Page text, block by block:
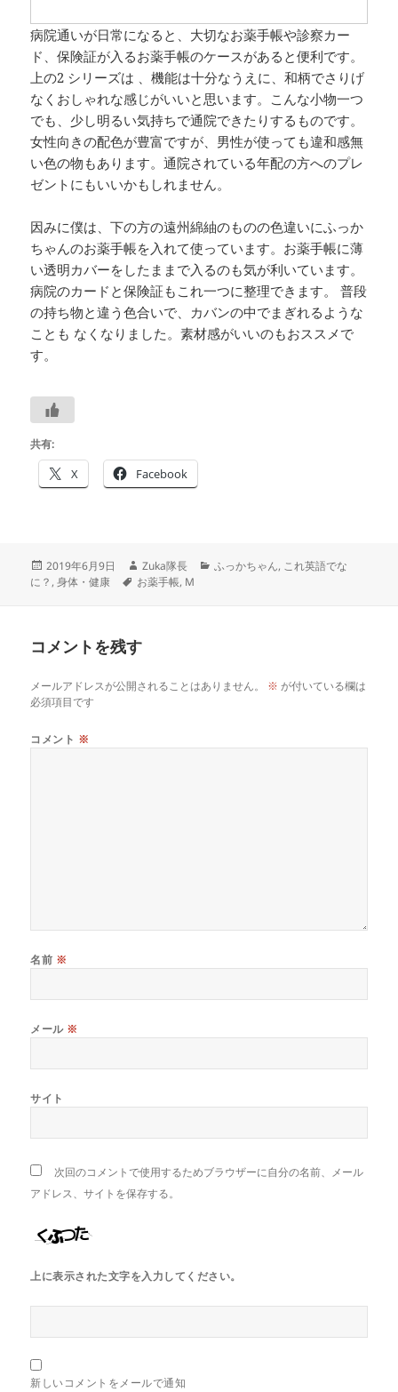
病院通いが日常になると、大切なお薬手帳や診察カー
ド、保険証が入るお薬手帳のケースがあると便利です。
上の2 シリーズは 、機能は十分なうえに、和柄でさりげ
なくおしゃれな感じがいいと思います。こんな小物一つ
でも、少し明るい気持ちで通院できたりするものです。
女性向きの配色が豊富ですが、男性が使っても違和感無
い色の物もあります。通院されている年配の方へのプレ
ゼントにもいいかもしれません。
因みに僕は、下の方の遠州綿紬のものの色違いにふっか
ちゃんのお薬手帳を入れて使っています。お薬手帳に薄
い透明カバーをしたままで入るのも気が利いています。
病院のカードと保険証もこれ一つに整理できます。 普段
の持ち物と違う色合いで、カバンの中でまぎれるような
ことも なくなりました。素材感がいいのもおススメで
す。
共有:
X Facebook
投
稿
2019年6月9日
作
成
Zuka隊長
カ
ふっかちゃん, これ英語でな
に？ ,身体・健康
タ
お薬手帳, M
コメントを残す
メールアドレスが公開されることはありません。 ※ が付いている欄は
必須項目です
コメント ※
名前 ※
メール ※
サイト
次回のコメントで使用するためブラウザーに自分の名前、メール
アドレス、サイトを保存する。
上に表示された文字を入力してください。
新しいコメントをメールで通知